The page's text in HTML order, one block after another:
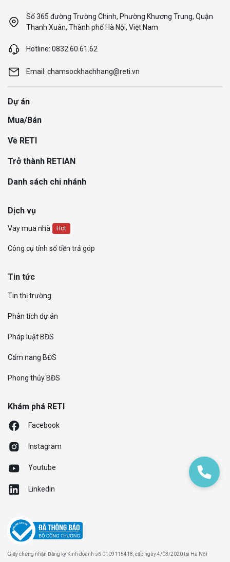
Số 365 đường Trường Chinh, Phường Khương Trung, Quận
Thanh Xuân, Thành phố Hà Nội, Việt Nam
Hotline: 0832.60.61.62
Email: chamsockhachhang@reti.vn
Dự án
Mua/Bán
Về RETI
Trở thành RETIAN
Danh sách chi nhánh
Dịch vụ
Vay mua nhà Hot
Công cụ tính số tiền trả góp
Tin tức
Tin thị trường
Phân tích dự án
Pháp luật BĐS
Cẩm nang BĐS
Phong thủy BĐS
Khám phá RETI
Facebook
Instagram
Youtube
Linkedin
Giấy chứng nhận Đăng ký Kinh doanh số 0109115418, cấp ngày 4/03/2020 tại Hà Nội